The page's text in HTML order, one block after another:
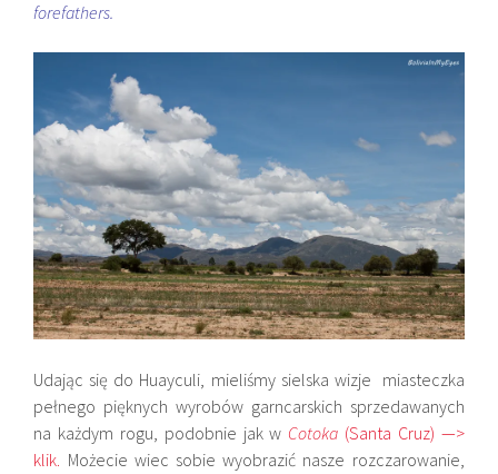
forefathers.
Udając się do Huayculi, mieliśmy sielska wizje miasteczka
pełnego pięknych wyrobów garncarskich sprzedawanych
na każdym rogu, podobnie jak w Cotoka (Santa Cruz) —>
klik. Możecie wiec sobie wyobrazić nasze rozczarowanie,